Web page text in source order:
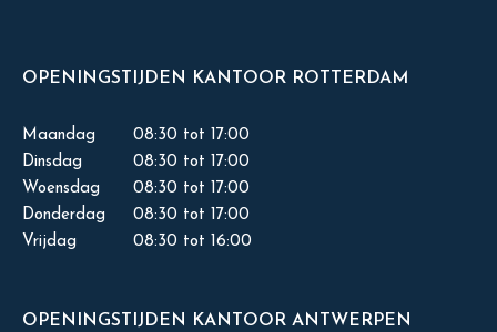
OPENINGSTIJDEN KANTOOR ROTTERDAM
Maandag
08:30 tot 17:00
Dinsdag
08:30 tot 17:00
Woensdag
08:30 tot 17:00
Donderdag
08:30 tot 17:00
Vrijdag
08:30 tot 16:00
OPENINGSTIJDEN KANTOOR ANTWERPEN